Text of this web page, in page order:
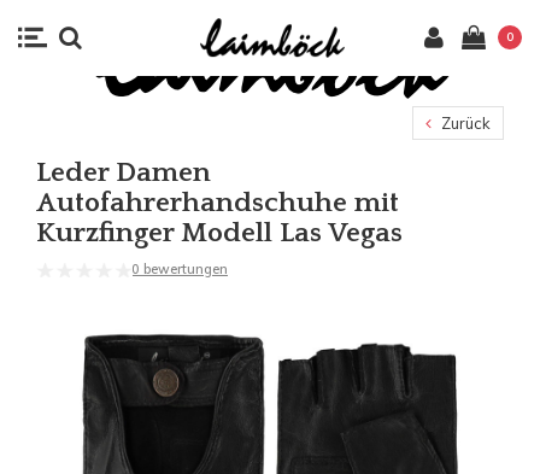
0
Zurück
Leder Damen
Autofahrerhandschuhe mit
Kurzfinger Modell Las Vegas
0 bewertungen